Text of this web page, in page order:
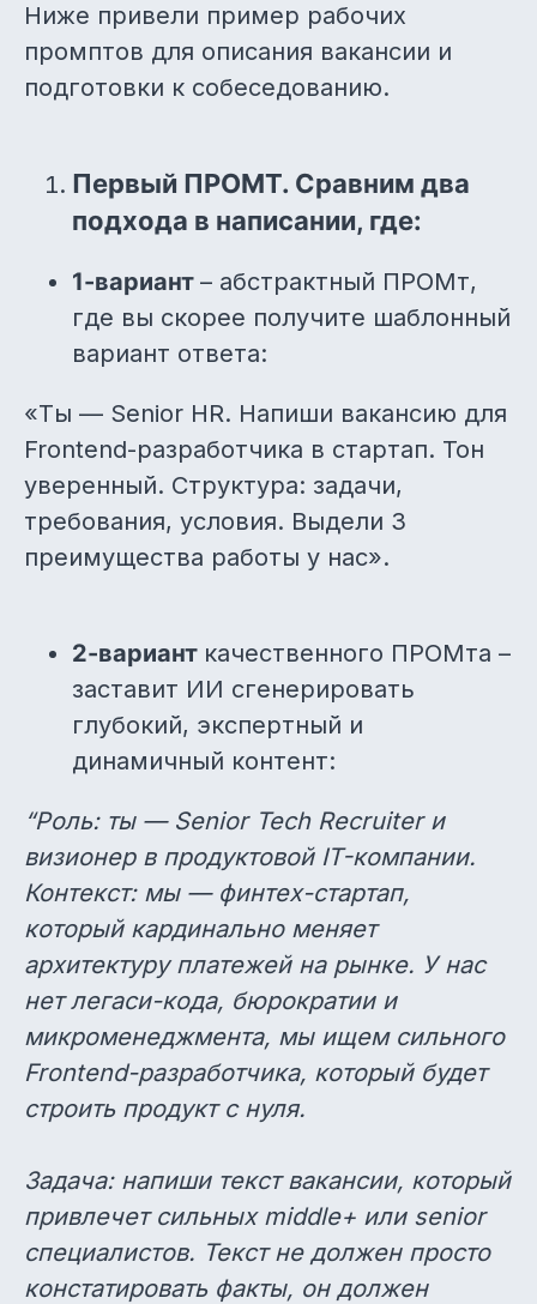
Ниже привели пример рабочих
промптов для описания вакансии и
подготовки к собеседованию.
Первый ПРОМТ. Сравним два
подхода в написании, где:
1-вариант – абстрактный ПРОМт,
где вы скорее получите шаблонный
вариант ответа:
«Ты — Senior HR. Напиши вакансию для
Frontend-разработчика в стартап. Тон
уверенный. Структура: задачи,
требования, условия. Выдели 3
преимущества работы у нас».
2-вариант качественного ПРОМта –
заставит ИИ сгенерировать
глубокий, экспертный и
динамичный контент:
“Роль: ты — Senior Tech Recruiter и
визионер в продуктовой IT-компании.
Контекст: мы — финтех-стартап,
который кардинально меняет
архитектуру платежей на рынке. У нас
нет легаси-кода, бюрократии и
микроменеджмента, мы ищем сильного
Frontend-разработчика, который будет
строить продукт с нуля.
Задача: напиши текст вакансии, который
привлечет сильных middle+ или senior
специалистов. Текст не должен просто
констатировать факты, он должен